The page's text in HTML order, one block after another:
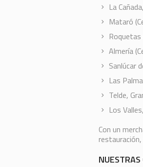
La
Mataró
Roquetas
Almería
Sanlúcar
Las
Telde,
Los
Con un